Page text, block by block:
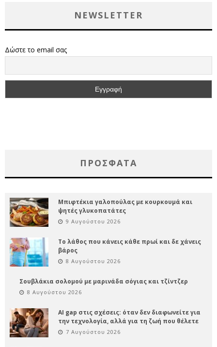
NEWSLETTER
Δώστε το email σας
ΠΡΌΣΦΑΤΑ
Μπιφτέκια γαλοπούλας με κουρκουμά και
ψητές γλυκοπατάτες
9 Αυγούστου 2026
Το λάθος που κάνεις κάθε πρωί και δε χάνεις
βάρος
8 Αυγούστου 2026
Σουβλάκια σολομού με μαρινάδα σόγιας και τζίντζερ
8 Αυγούστου 2026
AI gap στις σχέσεις: όταν δεν διαφωνείτε για
την τεχνολογία, αλλά για τη ζωή που θέλετε
7 Αυγούστου 2026